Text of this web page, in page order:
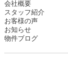
会社概要
スタッフ紹介
お客様の声
お知らせ
物件ブログ